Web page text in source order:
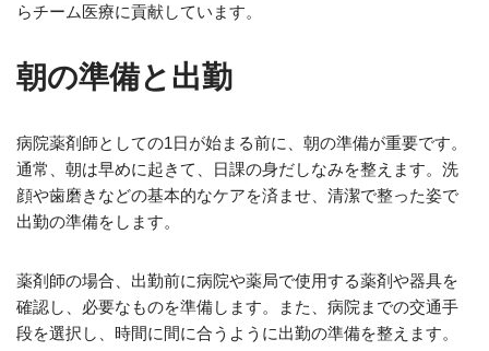
らチーム医療に貢献しています。
朝の準備と出勤
病院薬剤師としての1日が始まる前に、朝の準備が重要です。
通常、朝は早めに起きて、日課の身だしなみを整えます。洗
顔や歯磨きなどの基本的なケアを済ませ、清潔で整った姿で
出勤の準備をします。
薬剤師の場合、出勤前に病院や薬局で使用する薬剤や器具を
確認し、必要なものを準備します。また、病院までの交通手
段を選択し、時間に間に合うように出勤の準備を整えます。